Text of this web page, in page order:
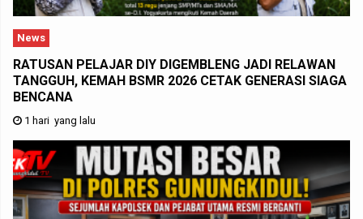
News
RATUSAN PELAJAR DIY DIGEMBLENG JADI RELAWAN
TANGGUH, KEMAH BSMR 2026 CETAK GENERASI SIAGA
BENCANA
1 hari yang lalu